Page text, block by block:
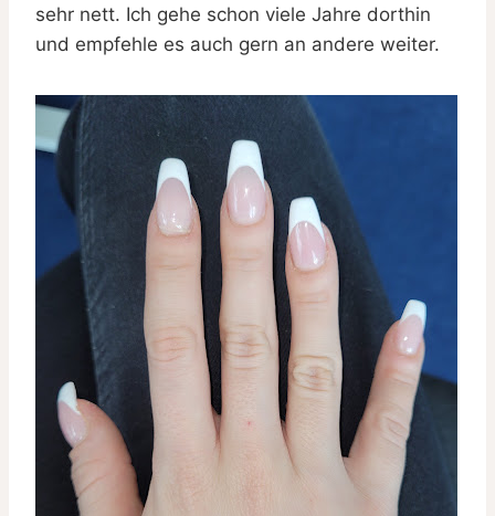
sehr nett. Ich gehe schon viele Jahre dorthin
und empfehle es auch gern an andere weiter.